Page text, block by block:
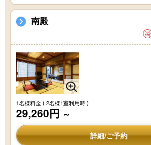
南殿
1名様料金( 2名様1室利用時 )
29,260円 ～
詳細/ご予約